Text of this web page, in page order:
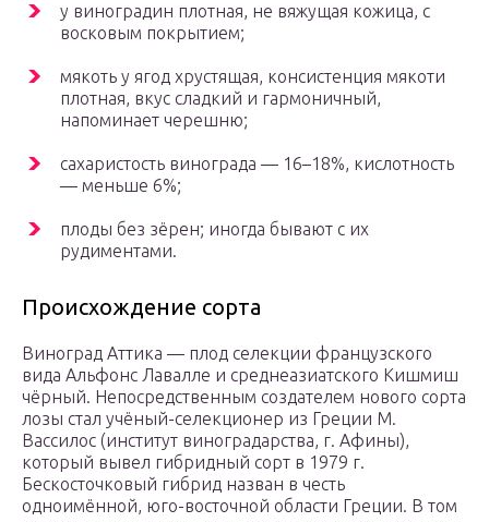
у виноградин плотная, не вяжущая кожица, с
восковым покрытием;
мякоть у ягод хрустящая, консистенция мякоти
плотная, вкус сладкий и гармоничный,
напоминает черешню;
сахаристость винограда — 16–18%, кислотность
— меньше 6%;
плоды без зёрен; иногда бывают с их
рудиментами.
Происхождение сорта
Виноград Аттика — плод селекции французского
вида Альфонс Лавалле и среднеазиатского Кишмиш
чёрный. Непосредственным создателем нового сорта
лозы стал учёный-селекционер из Греции М.
Вассилос (институт виноградарства, г. Афины),
который вывел гибридный сорт в 1979 г.
Бескосточковый гибрид назван в честь
одноимённой, юго-восточной области Греции. В том